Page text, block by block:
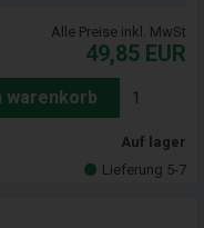
Alle Preise inkl. MwSt
49,85 EUR
warenkorb
Auf lager
Lieferung 5-7